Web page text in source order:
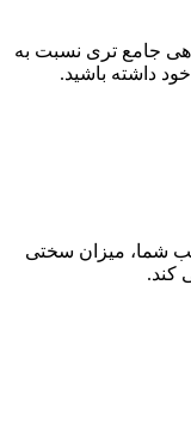
جامع تری نسبت به
داشته باشید.
شما، میزان سختی
کند.